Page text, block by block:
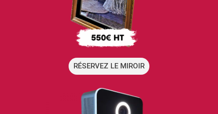
RÉSERVEZ LE MIROIR